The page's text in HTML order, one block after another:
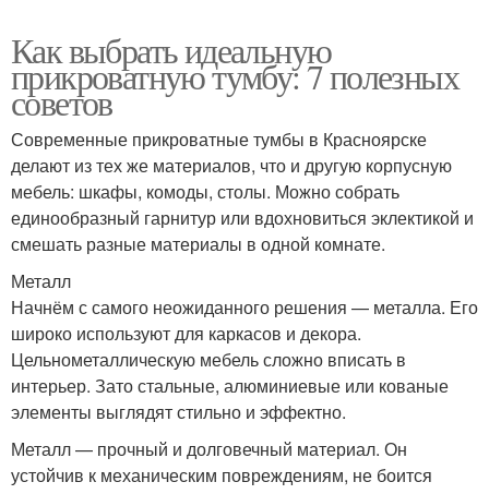
Как выбрать идеальную
прикроватную тумбу: 7 полезных
советов
Современные прикроватные тумбы в Красноярске
делают из тех же материалов, что и другую корпусную
мебель: шкафы, комоды, столы. Можно собрать
единообразный гарнитур или вдохновиться эклектикой и
смешать разные материалы в одной комнате.
Металл
Начнём с самого неожиданного решения — металла. Его
широко используют для каркасов и декора.
Цельнометаллическую мебель сложно вписать в
интерьер. Зато стальные, алюминиевые или кованые
элементы выглядят стильно и эффектно.
Металл — прочный и долговечный материал. Он
устойчив к механическим повреждениям, не боится